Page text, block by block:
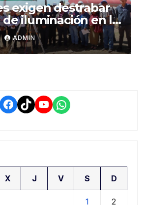
exigen destrabar
iluminación en la
y alertan por
pone en riesgo a
ADMIN
Facebook
TikTokYouTube
WhatsApp
X J V S D
1 2